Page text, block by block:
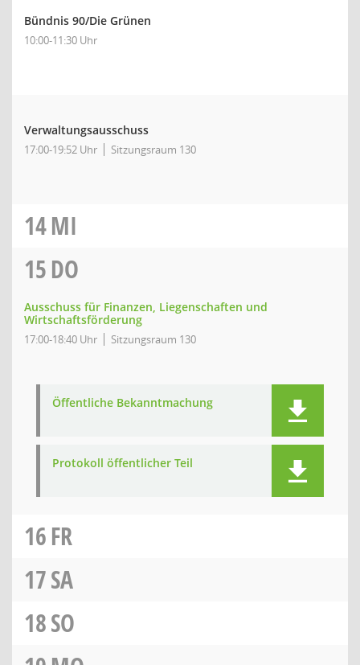
Bündnis 90/Die Grünen
10:00-11:30 Uhr
Verwaltungsausschuss
17:00-19:52 Uhr Sitzungsraum 130
14MI
15DO
Ausschuss für Finanzen, Liegenschaften und
Wirtschaftsförderung
17:00-18:40 Uhr Sitzungsraum 130
Öffentliche Bekanntmachung
Protokoll öffentlicher Teil
16FR
17SA
18SO